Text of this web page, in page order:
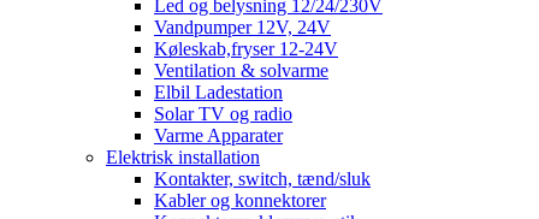
Led og belysning 12/24/230V
Vandpumper 12V, 24V
Køleskab,fryser 12-24V
Ventilation & solvarme
Elbil Ladestation
Solar TV og radio
Varme Apparater
Elektrisk installation
Kontakter, switch, tænd/sluk
Kabler og konnektorer